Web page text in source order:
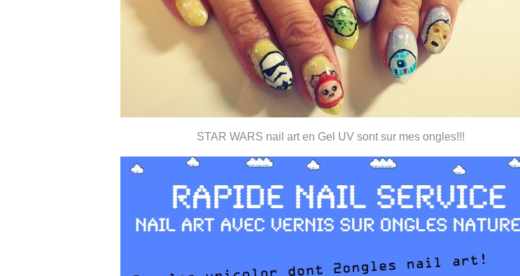
STAR WARS nail art en Gel UV sont sur mes ongles!!!